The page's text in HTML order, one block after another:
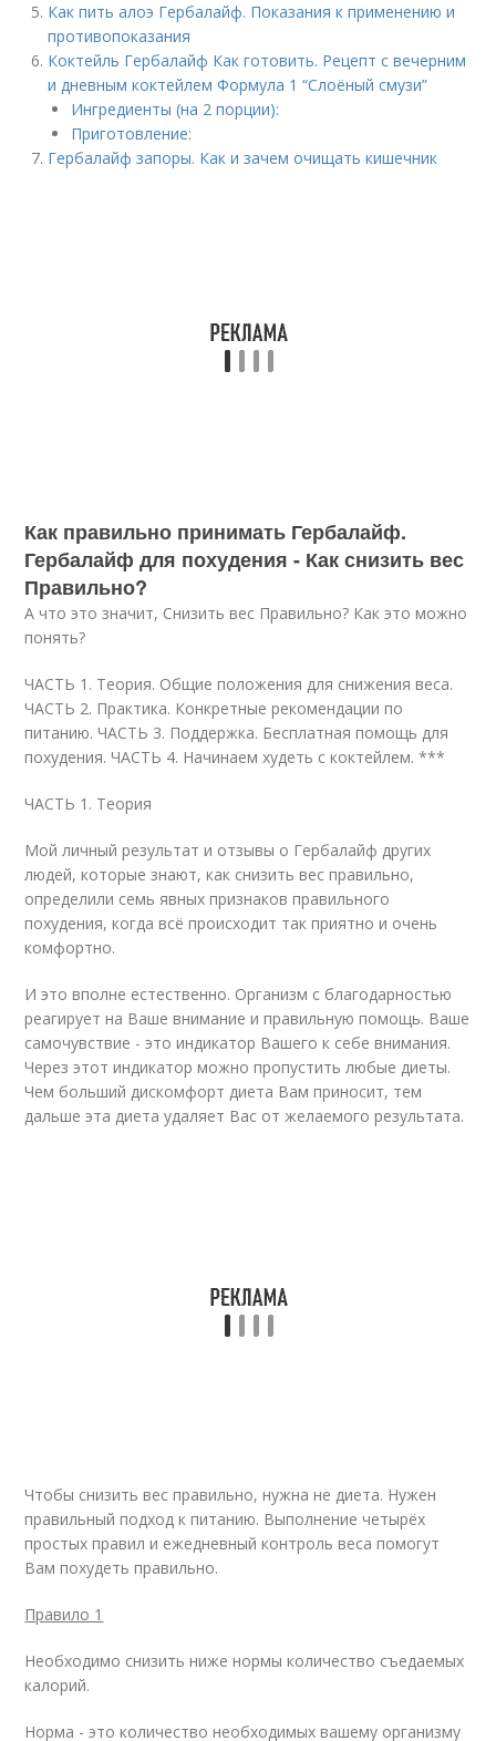
Как пить алоэ Гербалайф. Показания к применению и
противопоказания
Коктейль Гербалайф Как готовить. Рецепт с вечерним
и дневным коктейлем Формула 1 “Слоёный смузи”
Ингредиенты (на 2 порции):
Приготовление:
Гербалайф запоры. Как и зачем очищать кишечник
Как правильно принимать Гербалайф.
Гербалайф для похудения - Как снизить вес
Правильно?
А что это значит, Снизить вес Правильно? Как это можно
понять?
ЧАСТЬ 1. Теория. Общие положения для снижения веса.
ЧАСТЬ 2. Практика. Конкретные рекомендации по
питанию. ЧАСТЬ 3. Поддержка. Бесплатная помощь для
похудения. ЧАСТЬ 4. Начинаем худеть с коктейлем. ***
ЧАСТЬ 1. Теория
Мой личный результат и отзывы о Гербалайф других
людей, которые знают, как снизить вес правильно,
определили семь явных признаков правильного
похудения, когда всё происходит так приятно и очень
комфортно.
И это вполне естественно. Организм с благодарностью
реагирует на Ваше внимание и правильную помощь. Ваше
самочувствие - это индикатор Вашего к себе внимания.
Через этот индикатор можно пропустить любые диеты.
Чем больший дискомфорт диета Вам приносит, тем
дальше эта диета удаляет Вас от желаемого результата.
Чтобы снизить вес правильно, нужна не диета. Нужен
правильный подход к питанию. Выполнение четырёх
простых правил и ежедневный контроль веса помогут
Вам похудеть правильно.
Правило 1
Необходимо снизить ниже нормы количество съедаемых
калорий.
Норма - это количество необходимых вашему организму